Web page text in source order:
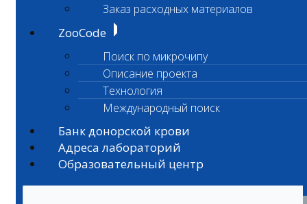
Заказ расходных материалов
ZooCode
Поиск по микрочипу
Описание проекта
Технология
Международный поиск
Банк донорской крови
Адреса лабораторий
Образовательный центр